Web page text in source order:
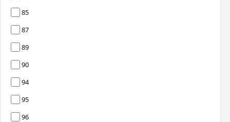
85
87
89
90
94
95
96